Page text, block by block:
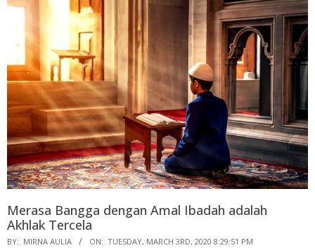
Merasa Bangga dengan Amal Ibadah adalah
Akhlak Tercela
2020-
BY: MIRNA AULIA ON: TUESDAY, MARCH 3RD, 2020 8:29:51 PM